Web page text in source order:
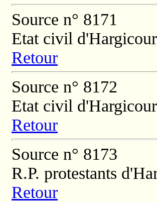
Source n° 8171
Etat civil
Retour
Source n° 8172
Etat civil
Retour
Source n° 8173
R.P. protestants
Retour